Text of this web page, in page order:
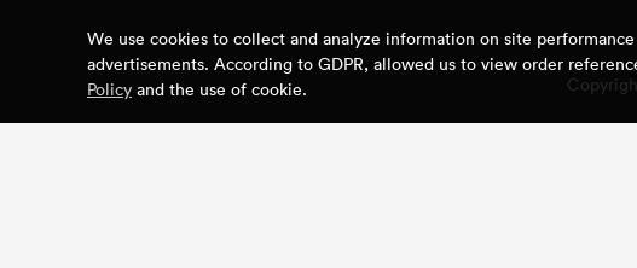
We use cookies to collect and analyze information on site
advertisements. According to GDPR, allowed us to view order
Policy and the use of cookie.